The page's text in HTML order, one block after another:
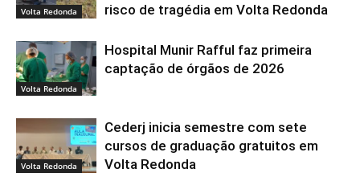
Volta Redonda
risco de tragédia em Volta Redonda
Volta Redonda
Hospital Munir Rafful faz primeira
captação de órgãos de 2026
Volta Redonda
Cederj inicia semestre com sete
cursos de graduação gratuitos em
Volta Redonda